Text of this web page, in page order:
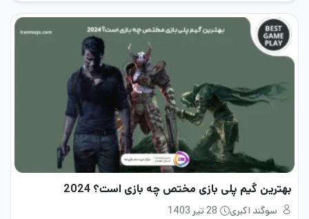
بهترین گیم پلی بازی مختص چه بازی است؟ 2024
سوگند اکبری
28 تیر 1403